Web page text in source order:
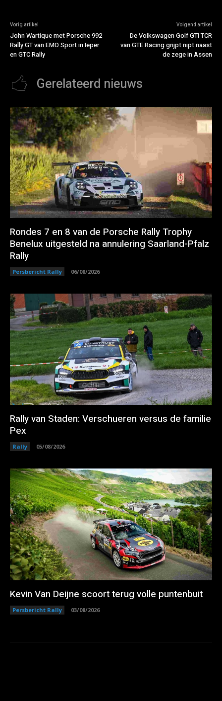
Vorig artikel
John Wartique met Porsche 992
Rally GT van EMO Sport in Ieper
en GTC Rally
Volgend artikel
De Volkswagen Golf GTI TCR
van GTE Racing grijpt nipt naast
de zege in Assen
Gerelateerd nieuws
Rondes 7 en 8 van de Porsche Rally Trophy
Benelux uitgesteld na annulering Saarland-Pfalz
Rally
Persbericht Rally 06/08/2026
Rally van Staden: Verschueren versus de familie
Pex
Rally 05/08/2026
Kevin Van Deijne scoort terug volle puntenbuit
Persbericht Rally 03/08/2026